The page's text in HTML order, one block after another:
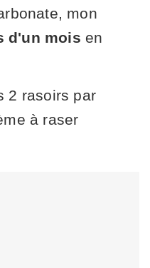
mon
d'un mois en
2 rasoirs par
à raser